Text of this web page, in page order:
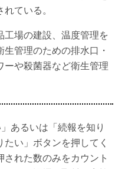
ている。
場の建設、温度管理を
管理のための排水口・
や殺菌器など衛生管理
あるいは「続報を知り
い」ボタンを押してく
れた数のみをカウント